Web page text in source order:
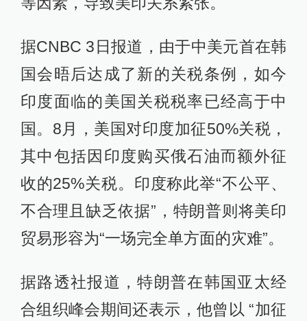
据CNBC 3日报道，由于中美元首在韩
国会晤后达成了新的关税条例，如今
印度面临的美国关税税率已经高于中
国。8月，美国对印度加征50%关税，
其中包括因印度购买俄石油而额外征
收的25%关税。印度称此举“不公平、
不合理且缺乏依据”，特朗普则将美印
贸易形容为“一场完全单方面的灾难”。
据路透社报道，特朗普在韩国亚太经
合组织峰会期间还表示，他曾以 “加征